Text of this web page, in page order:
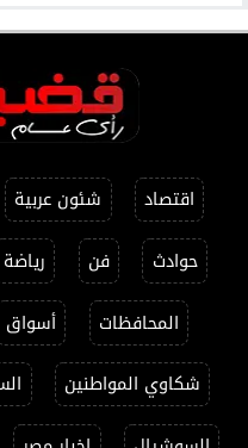
اقتصاد شئون عربية
حوادث
فن رياضة
المحافظات
أسواق
شكاوي المواطنين